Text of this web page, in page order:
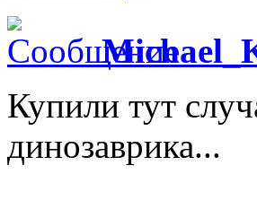
Купили тут
динозаврика...